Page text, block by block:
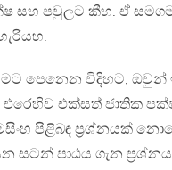
සහ පවුලට කීහ. ඒ
මට පෙනෙන විදිහට, ඔවුන්
එරෙහිව එක්සත් ජාතික
පිළිබඳ ප‍්‍රශ්නයක්
සටන් පාඨය ගැන